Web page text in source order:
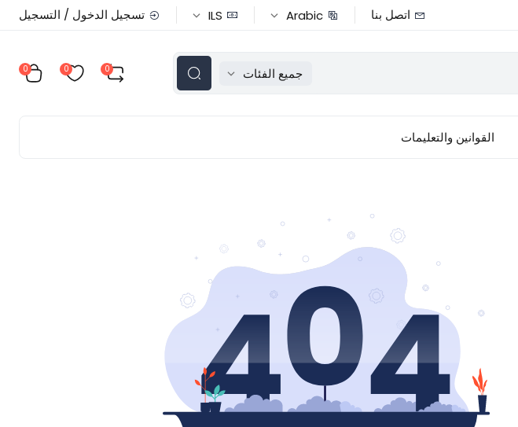
اتصل بنا Arabic
ILS تسجيل الدخول / التسجيل
جميع الفئات 0
0
0
القوانين والتعليمات